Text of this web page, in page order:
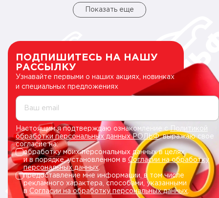
Показать еще
ПОДПИШИТЕСЬ НА НАШУ
РАССЫЛКУ
Узнавайте первыми о наших акциях, новинках
и специальных предложениях
Ваш email
Настоящим я подтверждаю ознакомление сПолитикой
обработки персональных данных РОЛЬФ, выражаю свое
согласие на:
обработку моих персональных данных в целях
и в порядке, установленном в Согласии на обработку
персональных данных.
предоставление мне информации, в том числе
рекламного характера, способами, указанными
в Согласии на обработку персональных данных